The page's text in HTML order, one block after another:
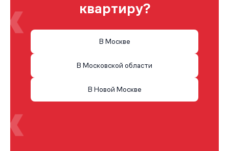
квартиру?
В Москве
В Московской области
В Новой Москве